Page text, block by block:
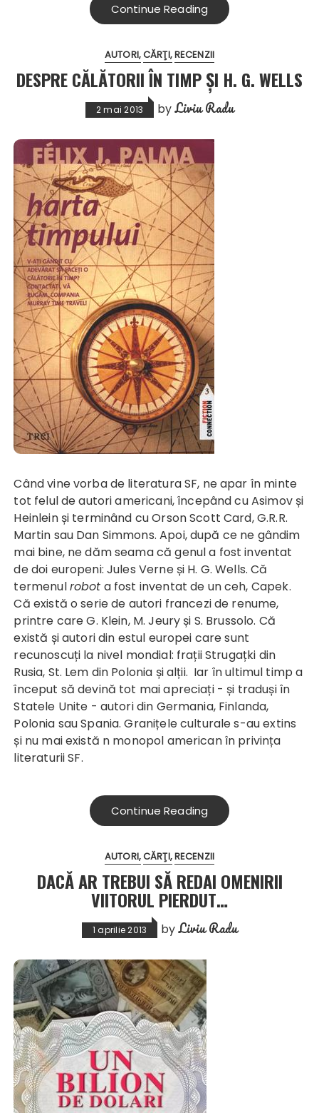
Continue Reading
AUTORI CĂRŢI RECENZII
DESPRE CĂLĂTORII ÎN TIMP ȘI H. G. WELLS
2 mai 2013 byLiviu Radu
Când vine vorba de literatura SF, ne apar în minte
tot felul de autori americani, începând cu Asimov și
Heinlein și terminând cu Orson Scott Card, G.R.R.
Martin sau Dan Simmons. Apoi, după ce ne gândim
mai bine, ne dăm seama că genul a fost inventat
de doi europeni: Jules Verne și H. G. Wells. Că
termenulrobot a fost inventat de un ceh, Capek.
Că există o serie de autori francezi de renume,
printre care G. Klein, M. Jeury și S. Brussolo. Că
există și autori din estul europei care sunt
recunoscuți la nivel mondial: frații Strugațki din
Rusia, St. Lem din Polonia și alții. Iar în ultimul timp a
început să devină tot mai apreciați - și traduși în
Statele Unite - autori din Germania, Finlanda,
Polonia sau Spania. Granițele culturale s-au extins
și nu mai există n monopol american în privința
literaturii SF.
Continue Reading
AUTORI CĂRŢI RECENZII
DACĂ AR TREBUI SĂ REDAI OMENIRII
VIITORUL PIERDUT…
1 aprilie 2013 byLiviu Radu